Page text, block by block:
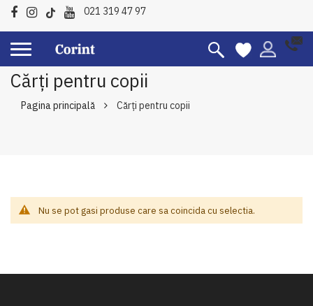
021 319 47 97
Cărți pentru copii
Pagina principală Cărți pentru copii
Nu se pot gasi produse care sa coincida cu selectia.